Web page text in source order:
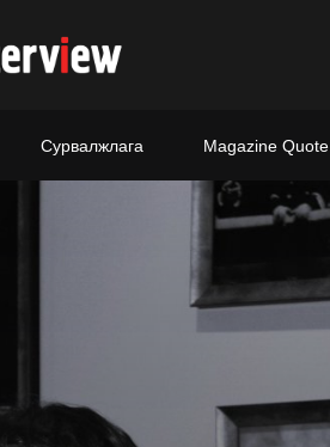
Сурвалжлага Magazine Quote